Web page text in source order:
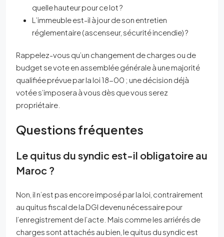
quelle hauteur pour ce lot ?
L’immeuble est-il à jour de son entretien
réglementaire (ascenseur, sécurité incendie) ?
Rappelez-vous qu’un changement de charges ou de
budget se vote en assemblée générale à une majorité
qualifiée prévue par la loi 18-00 ; une décision déjà
votée s’imposera à vous dès que vous serez
propriétaire.
Questions fréquentes
Le quitus du syndic est-il obligatoire au
Maroc ?
Non, il n’est pas encore imposé par la loi, contrairement
au quitus fiscal de la DGI devenu nécessaire pour
l’enregistrement de l’acte. Mais comme les arriérés de
charges sont attachés au bien, le quitus du syndic est